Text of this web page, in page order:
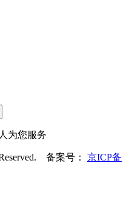
为您服务
备案号： 京ICP备